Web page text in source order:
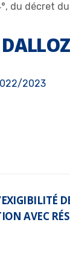
du décret
2023
AVEC